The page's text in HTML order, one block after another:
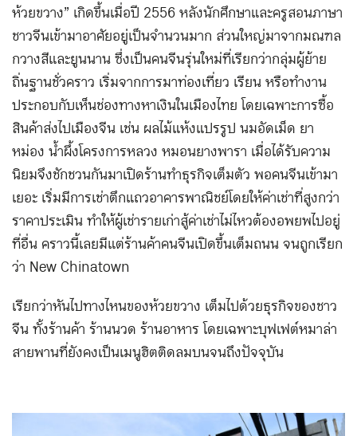
ห้วยขวาง” เกิดขึ้นเมื่อปี 2556 หลังนักศึกษาและครูสอนภาษา
ชาวจีนเข้ามาอาศัยอยู่เป็นจำนวนมาก ส่วนใหญ่มาจากมณฑล
กวางสีและยูนนาน ซึ่งเป็นคนจีนรุ่นใหม่ที่เรียกว่ากลุ่มผู้ย้าย
ถิ่นฐานชั่วคราว เริ่มจากการมาท่องเที่ยว เรียน หรือทำงาน
ประกอบกับเห็นช่องทางหาเงินในเมืองไทย โดยเฉพาะการซื้อ
สินค้าส่งไปเมืองจีน เช่น ผลไม้แห้งแปรรูป นมอัดเม็ด ยา
หม่อง น้ำผึ้งโครงการหลวง หมอนยางพารา เมื่อได้รับความ
นิยมจึงชักชวนกันมาเปิดร้านทำธุรกิจเต็มตัว พอคนจีนเข้ามา
เยอะ เริ่มมีการเช่าตึกแถวอาคารพาณิชย์โดยให้ค่าเช่าที่สูงกว่า
ราคาประเมิน ทำให้ผู้เช่ารายเก่าสู้ค่าเช่าไม่ไหวต้องอพยพไปอยู่
ที่อื่น คราวนี้เลยมีแต่ร้านค้าคนจีนเปิดขึ้นเต็มถนน จนถูกเรียก
ว่า New Chinatown
เรียกว่าหันไปทางไหนของห้วยขวาง เต็มไปด้วยธุรกิจของชาว
จีน ทั้งร้านค้า ร้านนวด ร้านอาหาร โดยเฉพาะบุฟเฟต์หมาล่า
สายพานที่ยังคงเป็นเมนูฮิตติดลมบนจนถึงปัจจุบัน